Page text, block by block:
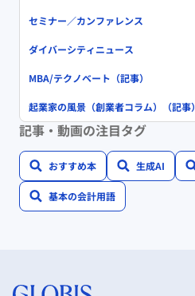
セミナー／カンファレンス
ダイバーシティニュース
MBA/テクノベート（記事）
起業家の風景（創業者コラム）（記事）
記事・動画の注目タグ
おすすめ本 生成AI
基本の会計用語